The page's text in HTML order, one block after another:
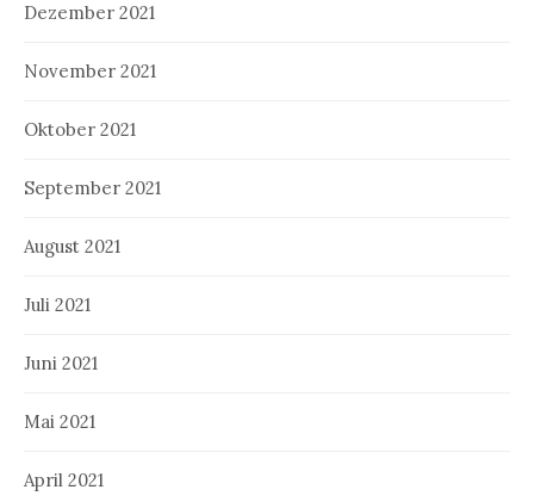
Dezember 2021
November 2021
Oktober 2021
September 2021
August 2021
Juli 2021
Juni 2021
Mai 2021
April 2021